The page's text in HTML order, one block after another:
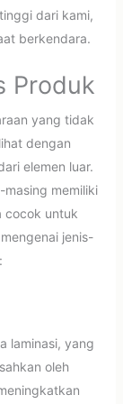
dari kami,
berkendara.
Produk
yang tidak
dengan
elemen luar.
memiliki
cocok untuk
jenis-
laminasi, yang
oleh